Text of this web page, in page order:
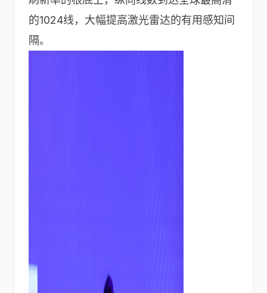
的1024线，大幅提高激光雷达的有用感知间
隔。